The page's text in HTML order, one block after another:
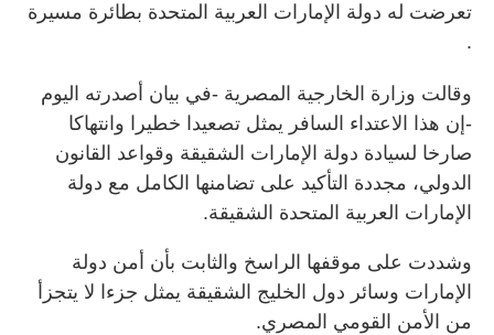
تعرضت له دولة الإمارات العربية المتحدة بطائرة مسيرة
.
وقالت وزارة الخارجية المصرية -في بيان أصدرته اليوم
-إن هذا الاعتداء السافر يمثل تصعيدا خطيرا وانتهاكا
صارخا لسيادة دولة الإمارات الشقيقة وقواعد القانون
الدولي، مجددة التأكيد على تضامنها الكامل مع دولة
الإمارات العربية المتحدة الشقيقة.
وشددت على موقفها الراسخ والثابت بأن أمن دولة
الإمارات وسائر دول الخليج الشقيقة يمثل جزءا لا يتجزأ
من الأمن القومي المصري.